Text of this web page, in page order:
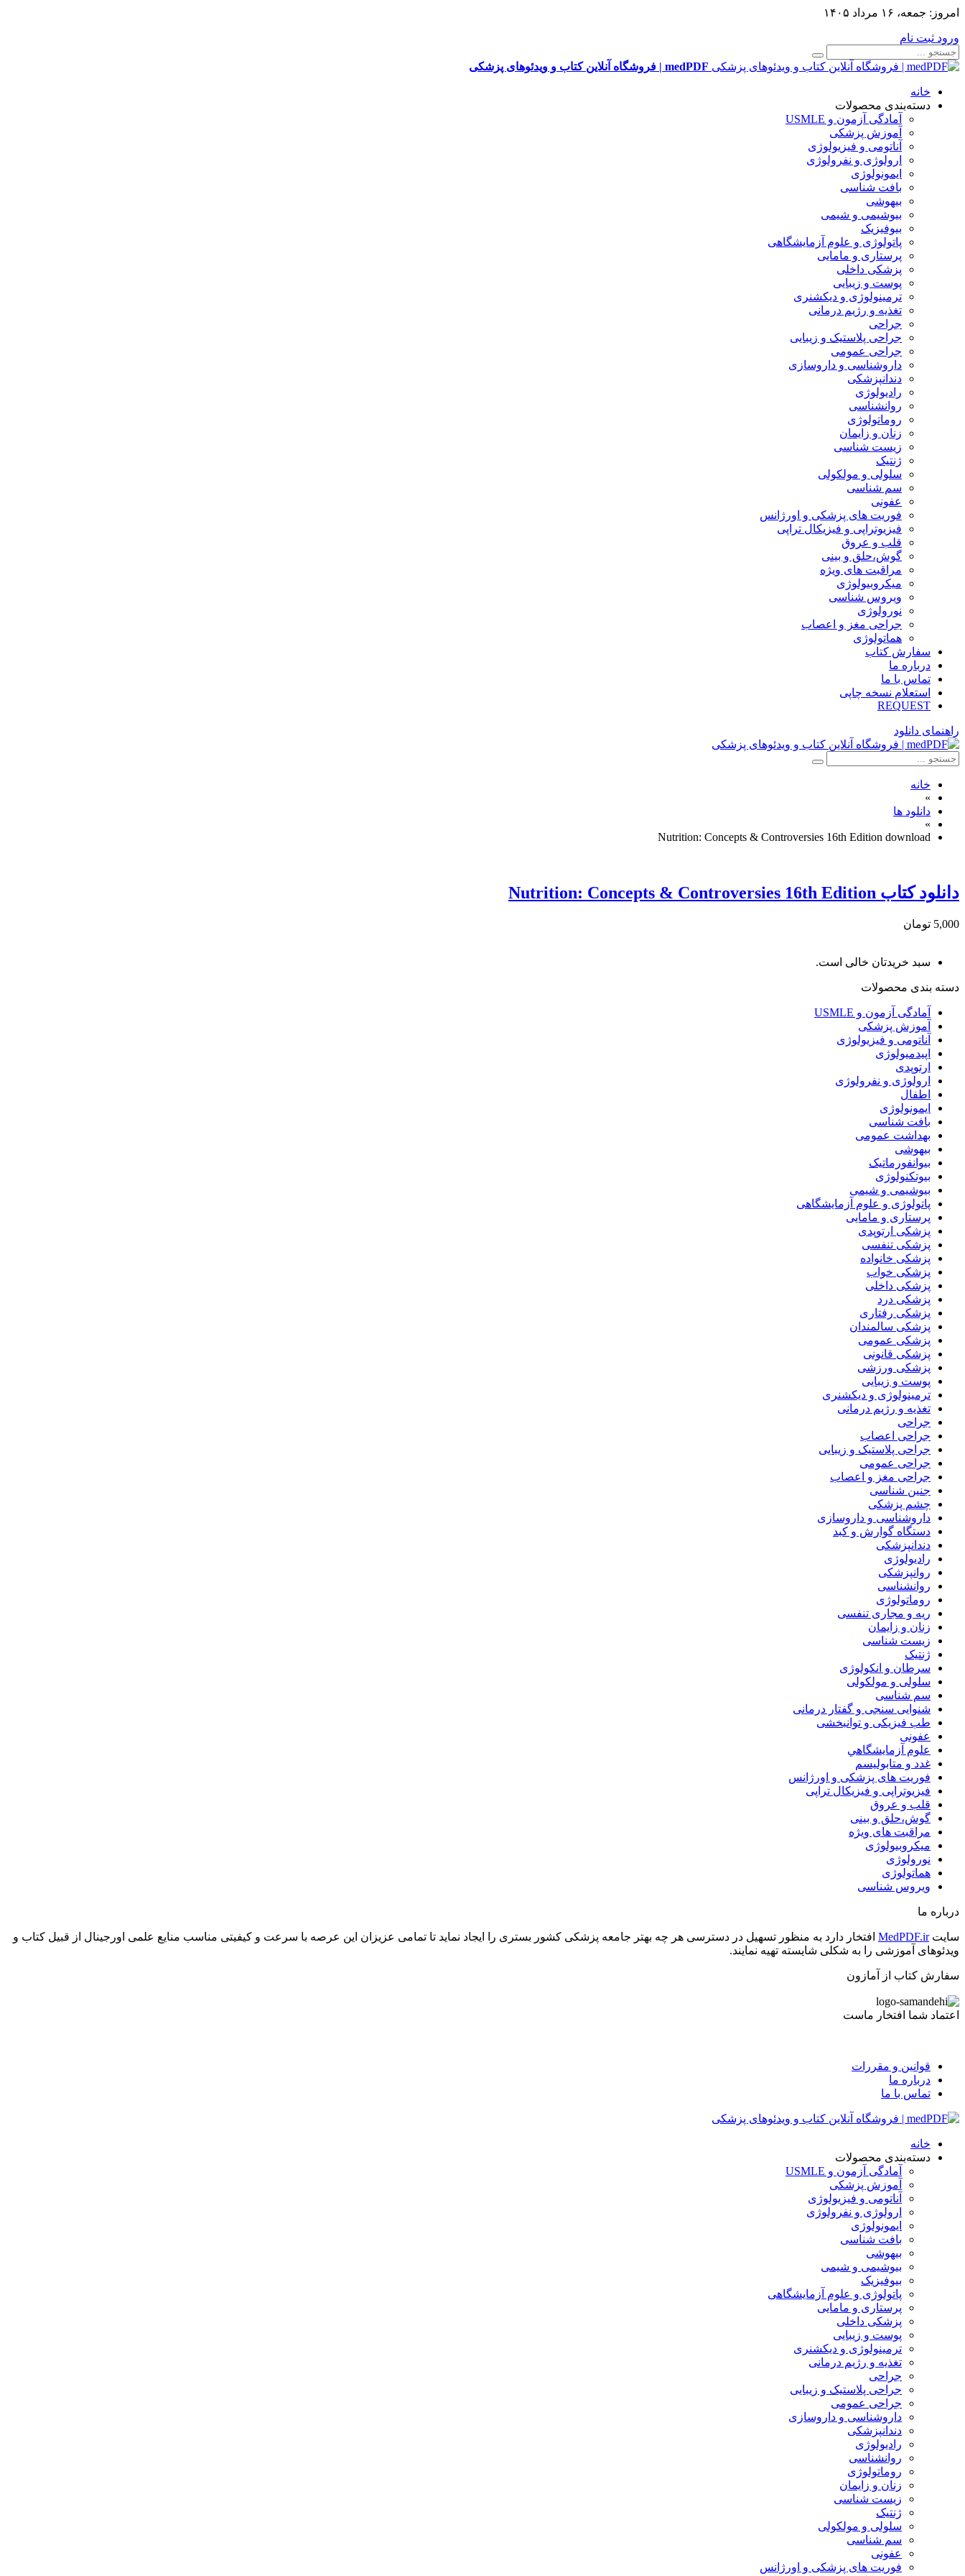
امروز: جمعه، ۱۶ مرداد ۱۴۰۵
ورود ثبت نام
medPDF | فروشگاه آنلاین کتاب و ویدئوهای پزشکی
خانه
دسته‌بندی محصولات
آمادگی آزمون و USMLE
آموزش پزشکی
آناتومی و فیزیولوژی
ارولوژی و نفرولوژی
ایمونولوژی
بافت شناسی
بیهوشی
بیوشیمی و شیمی
بیوفیزیک
پاتولوژی و علوم آزمایشگاهی
پرستاری و مامایی
پزشکی داخلی
پوست و زیبایی
ترمینولوژی و دیکشنری
تغذیه و رژیم درمانی
جراحی
جراحی پلاستیک و زیبایی
جراحی عمومی
داروشناسی و داروسازی
دندانپزشکی
رادیولوژی
روانشناسی
روماتولوژی
زنان و زایمان
زیست شناسی
ژنتیک
سلولی و مولکولی
سم شناسی
عفونی
فوریت های پزشکی و اورژانس
فیزیوتراپی و فیزیکال تراپی
قلب و عروق
گوش،حلق و بینی
مراقبت های ویژه
میکروبیولوژی
ویروس شناسی
نورولوژی
جراحی مغز و اعصاب
هماتولوژی
سفارش کتاب
درباره ما
تماس با ما
استعلام نسخه چاپی
REQUEST
راهنمای دانلود
خانه
»
دانلود ها
»
Nutrition: Concepts & Controversies 16th Edition download
دانلود كتاب Nutrition: Concepts & Controversies 16th Edition
5,000 تومان
سبد خریدتان خالی است.
دسته بندی محصولات
آمادگی آزمون و USMLE
آموزش پزشکی
آناتومی و فیزیولوژی
اپیدمیولوژی
ارتوپدی
ارولوژی و نفرولوژی
اطفال
ایمونولوژی
بافت شناسی
بهداشت عمومی
بیهوشی
بیوانفورماتیک
بیوتکنولوژی
بیوشیمی و شیمی
پاتولوژی و علوم آزمایشگاهی
پرستاری و مامایی
پزشکی ارتوپدی
پزشکی تنفسی
پزشکی خانواده
پزشکی خواب
پزشکی داخلی
پزشکی درد
پزشکی رفتاری
پزشکی سالمندان
پزشکی عمومی
پزشکی قانونی
پزشکی ورزشی
پوست و زیبایی
ترمینولوژی و دیکشنری
تغذیه و رژیم درمانی
جراحی
جراحی اعصاب
جراحی پلاستیک و زیبایی
جراحی عمومی
جراحی مغز و اعصاب
جنین شناسی
چشم پزشکی
داروشناسی و داروسازی
دستگاه گوارش و کبد
دندانپزشکی
رادیولوژی
روانپزشکی
روانشناسی
روماتولوژی
ریه و مجاری تنفسی
زنان و زایمان
زیست شناسی
ژنتیک
سرطان و انکولوژی
سلولی و مولکولی
سم شناسی
شنوایی سنجی و گفتار درمانی
طب فیزیکی و توانبخشی
عفونی
علوم آزمايشگاهي
غدد و متابولیسم
فوریت های پزشکی و اورژانس
فیزیوتراپی و فیزیکال تراپی
قلب و عروق
گوش،حلق و بینی
مراقبت های ویژه
میکروبیولوژی
نورولوژی
هماتولوژی
ویروس شناسی
درباره ما
سایتMedPDF.ir افتخار دارد به منظور تسهیل در دسترسی هر چه بهتر جامعه پزشکی کشور بستری را ایجاد نماید تا تمامی عزیزان این عرصه با سرعت و کیفیتی مناسب منایع علمی اورجینال از قبیل کتاب و
ویدئوهای آموزشی را به شکلی شایسته تهیه نمایند.
سفارش کتاب از آمازون
اعتماد شما افتخار ماست
قوانین و مقررات
درباره ما
تماس با ما
خانه
دسته‌بندی محصولات
آمادگی آزمون و USMLE
آموزش پزشکی
آناتومی و فیزیولوژی
ارولوژی و نفرولوژی
ایمونولوژی
بافت شناسی
بیهوشی
بیوشیمی و شیمی
بیوفیزیک
پاتولوژی و علوم آزمایشگاهی
پرستاری و مامایی
پزشکی داخلی
پوست و زیبایی
ترمینولوژی و دیکشنری
تغذیه و رژیم درمانی
جراحی
جراحی پلاستیک و زیبایی
جراحی عمومی
داروشناسی و داروسازی
دندانپزشکی
رادیولوژی
روانشناسی
روماتولوژی
زنان و زایمان
زیست شناسی
ژنتیک
سلولی و مولکولی
سم شناسی
عفونی
فوریت های پزشکی و اورژانس